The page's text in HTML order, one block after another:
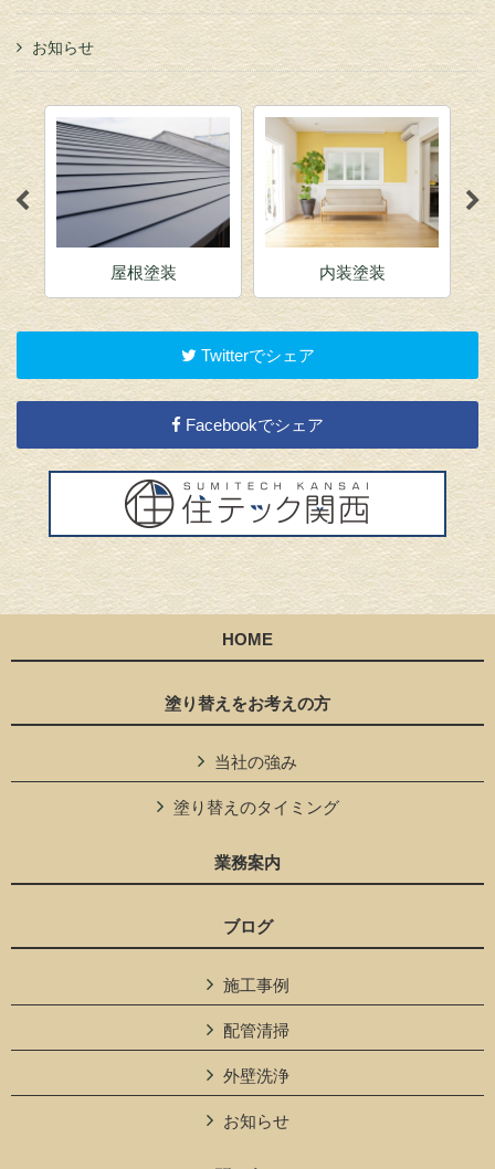
お知らせ
屋根塗装 内装塗装
Twitterでシェア
Facebookでシェア
HOME
塗り替えをお考えの方
当社の強み
塗り替えのタイミング
業務案内
ブログ
施工事例
配管清掃
外壁洗浄
お知らせ